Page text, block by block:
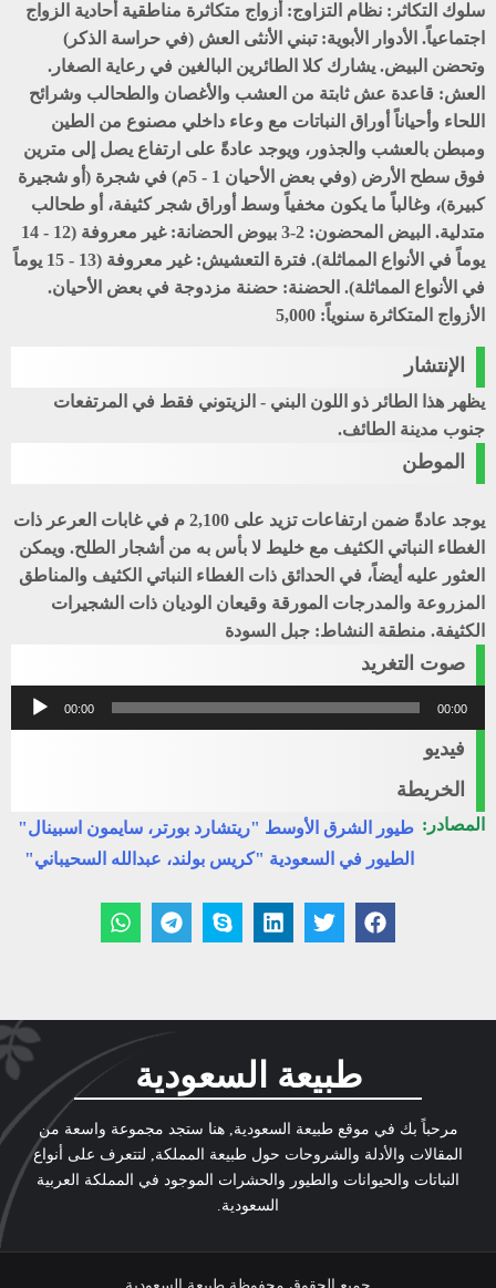
سلوك التكاثر: نظام التزاوج: أزواج متكاثرة مناطقية أحادية الزواج
اجتماعياً. الأدوار الأبوية: تبني الأنثى العش (في حراسة الذكر)
وتحضن البيض. يشارك كلا الطائرين البالغين في رعاية الصغار.
العش: قاعدة عش ثابتة من العشب والأغصان والطحالب وشرائح
اللحاء وأحياناً أوراق النباتات مع وعاء داخلي مصنوع من الطين
ومبطن بالعشب والجذور، ويوجد عادةً على ارتفاع يصل إلى مترين
فوق سطح الأرض (وفي بعض الأحيان 1 - 5م) في شجرة (أو شجيرة
كبيرة)، وغالباً ما يكون مخفياً وسط أوراق شجر كثيفة، أو طحالب
متدلية. البيض المحضون: 2-3 بيوض الحضانة: غير معروفة (12 - 14
يوماً في الأنواع المماثلة). فترة التعشيش: غير معروفة (13 - 15 يوماً
في الأنواع المماثلة). الحضنة: حضنة مزدوجة في بعض الأحيان.
الأزواج المتكاثرة سنوياً: 5,000
الإنتشار
يظهر هذا الطائر ذو اللون البني - الزيتوني فقط في المرتفعات
جنوب مدينة الطائف.
الموطن
يوجد عادةً ضمن ارتفاعات تزيد على 2,100 م في غابات العرعر ذات
الغطاء النباتي الكثيف مع خليط لا بأس به من أشجار الطلح. ويمكن
العثور عليه أيضاً، في الحدائق ذات الغطاء النباتي الكثيف والمناطق
المزروعة والمدرجات المورقة وقيعان الوديان ذات الشجيرات
الكثيفة. منطقة النشاط: جبل السودة
صوت التغريد
مشغل
الصوت
00:00 00:00
فيديو
الخريطة
المصادر: طيور الشرق الأوسط "ريتشارد بورتر، سايمون اسبينال"
الطيور في السعودية "كريس بولند، عبدالله السحيباني"
طبيعة السعودية
مرحباً بك في موقع طبيعة السعودية, هنا ستجد مجموعة واسعة من
المقالات والأدلة والشروحات حول طبيعة المملكة, لتتعرف على أنواع
النباتات والحيوانات والطيور والحشرات الموجود في المملكة العربية
السعودية.
جميع الحقوق محفوظة طبيعة السعودية